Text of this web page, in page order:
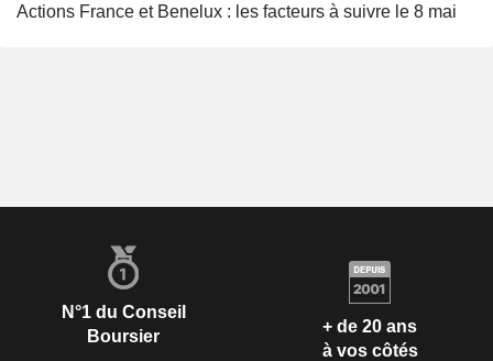
Actions France et Benelux : les facteurs à suivre le 8 mai
N°1 du Conseil
Boursier
+ de 20 ans
à vos côtés